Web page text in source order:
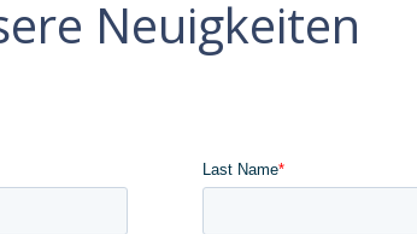
Neuigkeiten